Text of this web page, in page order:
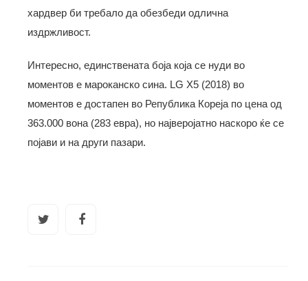
хардвер би требало да обезбеди одлична
издржливост.
Интересно, единствената боја која се нуди во
моментов е мароканско сина. LG X5 (2018) во
моментов е достапен во Република Кореја по цена од
363.000 вона (283 евра), но најверојатно наскоро ќе се
појави и на други пазари.